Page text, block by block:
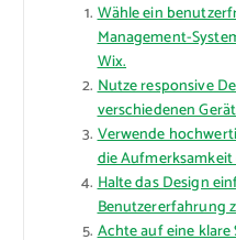
Wähle ein
Management-
Wix.
Nutze responsive
verschiedenen
Verwende
die
Halte das Design
Benutzererfahrung
Achte auf eine